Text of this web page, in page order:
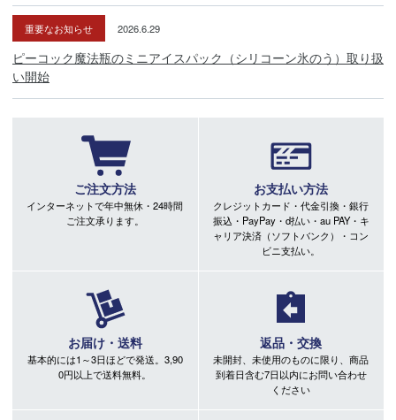
重要なお知らせ 2026.6.29
ピーコック魔法瓶のミニアイスパック（シリコーン氷のう）取り扱
い開始
ご注文方法
インターネットで年中無休・24時間
ご注文承ります。
お支払い方法
クレジットカード・代金引換・銀行
振込・PayPay・d払い・au PAY・キ
ャリア決済（ソフトバンク）・コン
ビニ支払い。
お届け・送料
基本的には1～3日ほどで発送。3,90
0円以上で送料無料。
返品・交換
未開封、未使用のものに限り、商品
到着日含む7日以内にお問い合わせ
ください